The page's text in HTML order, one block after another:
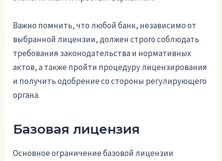
Важно помнить, что любой банк, независимо от
выбранной лицензии, должен строго соблюдать
требования законодательства и нормативных
актов, а также пройти процедуру лицензирования
и получить одобрение со стороны регулирующего
органа.
Базовая лицензия
Основное ограничение базовой лицензии